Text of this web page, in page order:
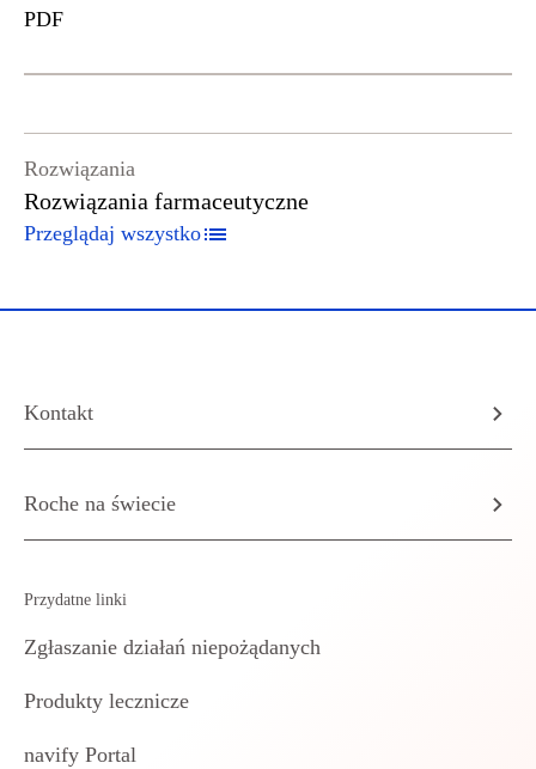
PDF
Rozwiązania
Rozwiązania farmaceutyczne
Przeglądaj wszystko
Kontakt
Roche na świecie
Przydatne linki
Zgłaszanie działań niepożądanych
Produkty lecznicze
navify Portal